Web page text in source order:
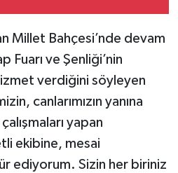
Millet Bahçesi’nde devam
Fuarı ve Şenliği’nin
verdiğini söyleyen
canlarımızın yanına
yapan
ekibine, mesai
ediyorum. Sizin her biriniz